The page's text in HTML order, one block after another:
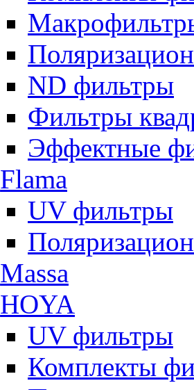
ND фильтры
Фильтры
Эффектные
Flama
UV фильтры
Massa
HOYA
UV фильтры
Комплекты